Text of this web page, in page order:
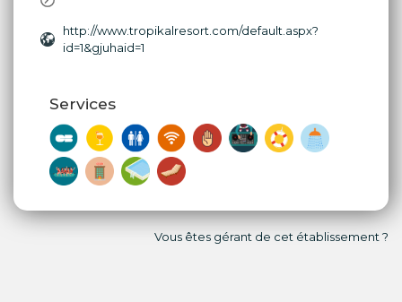
http://www.tropikalresort.com/default.aspx?
id=1&gjuhaid=1
Services
Vous êtes gérant de cet établissement ?